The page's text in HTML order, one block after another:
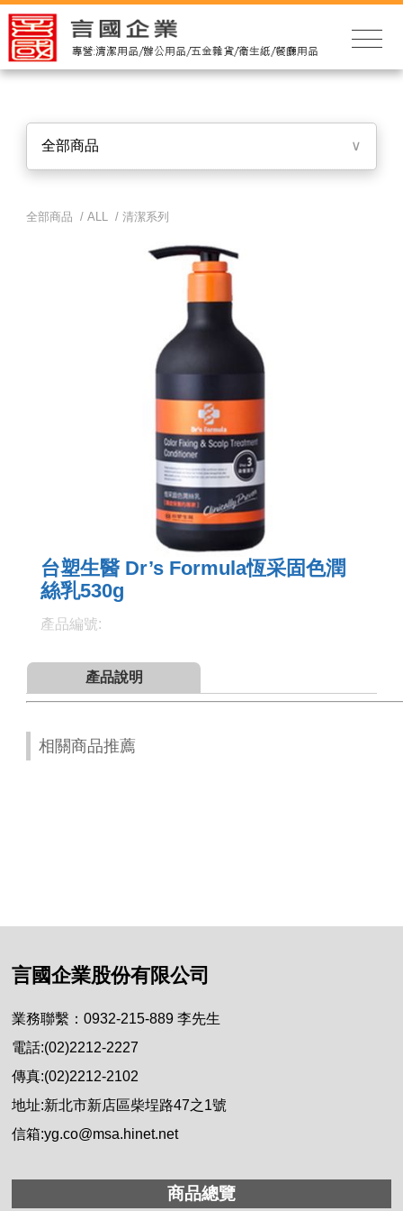
全部商品 ∨
全部商品 /ALL /清潔系列
台塑生醫 Dr’s Formula恆采固色潤
絲乳530g
產品編號:
產品說明
相關商品推薦
言國企業股份有限公司
業務聯繫：0932-215-889 李先生
電話:(02)2212-2227
傳真:(02)2212-2102
地址:新北市新店區柴埕路47之1號
信箱:yg.co@msa.hinet.net
商品總覽